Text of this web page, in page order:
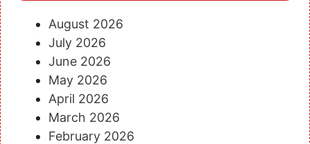
August 2026
July 2026
June 2026
May 2026
April 2026
March 2026
February 2026